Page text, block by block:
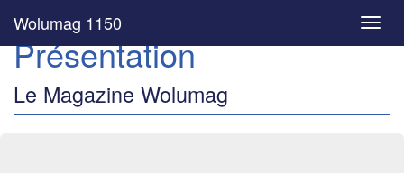
Wolumag 1150
Présentation
Le Magazine Wolumag